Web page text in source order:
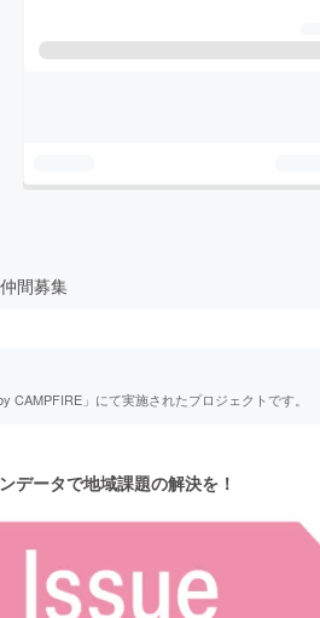
仲間募集
CAMPFIRE」にて実施されたプロジェクトです。
データで地域課題の解決を！